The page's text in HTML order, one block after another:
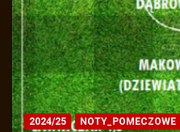
2024/25 NOTY_POMECZOWE